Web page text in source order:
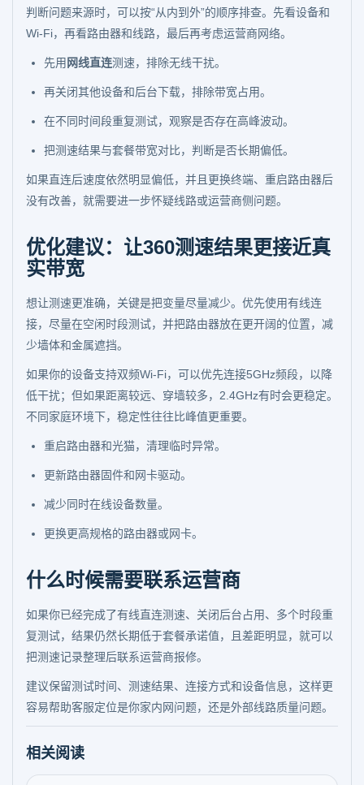
判断问题来源时，可以按“从内到外”的顺序排查。先看设备和
Wi-Fi，再看路由器和线路，最后再考虑运营商网络。
先用 网线直连测速，排除无线干扰。
再关闭其他设备和后台下载，排除带宽占用。
在不同时间段重复测试，观察是否存在高峰波动。
把测速结果与套餐带宽对比，判断是否长期偏低。
如果直连后速度依然明显偏低，并且更换终端、重启路由器后
没有改善，就需要进一步怀疑线路或运营商侧问题。
优化建议：让360测速结果更接近真
实带宽
想让测速更准确，关键是把变量尽量减少。优先使用有线连
接，尽量在空闲时段测试，并把路由器放在更开阔的位置，减
少墙体和金属遮挡。
如果你的设备支持双频Wi-Fi，可以优先连接5GHz频段，以降
低干扰；但如果距离较远、穿墙较多，2.4GHz有时会更稳定。
不同家庭环境下，稳定性往往比峰值更重要。
重启路由器和光猫，清理临时异常。
更新路由器固件和网卡驱动。
减少同时在线设备数量。
更换更高规格的路由器或网卡。
什么时候需要联系运营商
如果你已经完成了有线直连测速、关闭后台占用、多个时段重
复测试，结果仍然长期低于套餐承诺值，且差距明显，就可以
把测速记录整理后联系运营商报修。
建议保留测试时间、测速结果、连接方式和设备信息，这样更
容易帮助客服定位是你家内网问题，还是外部线路质量问题。
相关阅读